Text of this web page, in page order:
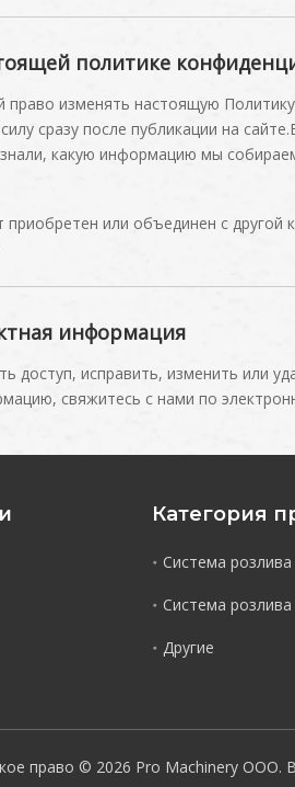
политике
изменять настоящую
сразу после публикации на
какую информацию мы
приобретен или объединен с
информация
доступ, исправить, изменить
свяжитесь с нами по
Категория
Система
Система розлива
Другие
право © 2026 Pro Machinery ООО.